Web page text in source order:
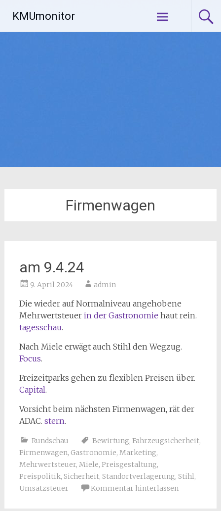
Inhalt
springen
KMUmonitor
Firmenwagen
am 9.4.24
9. April 2024 admin
Die wieder auf Normalniveau angehobene
Mehrwertsteuer in der Gastronomie haut rein.
tagesschau.
Nach Miele erwägt auch Stihl den Wegzug.
Focus.
Freizeitparks gehen zu flexiblen Preisen über.
Capital.
Vorsicht beim nächsten Firmenwagen, rät der
ADAC. stern.
Rundschau Bewirtung, Fahrzeugsicherheit,
Firmenwagen, Gastronomie, Marketing,
Mehrwertsteuer, Miele, Preisgestaltung,
Preispolitik, Sicherheit, Standortverlagerung, Stihl,
Umsatzsteuer
Kommentar hinterlassen